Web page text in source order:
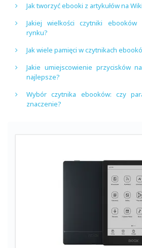
Jak tworzyć ebooki z artykułów na
Jakiej wielkości czytniki
rynku?
Jak wiele pamięci w czytnikach
Jakie umiejscowienie przycisków
najlepsze?
Wybór czytnika ebooków: czy
znaczenie?